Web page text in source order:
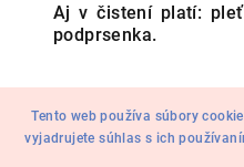
Tento web používa súbory
vyjadrujete súhlas s ich
Aj v čistení platí:
podprsenka.
Taktiež nezabudnite
línii, najmä ak používate